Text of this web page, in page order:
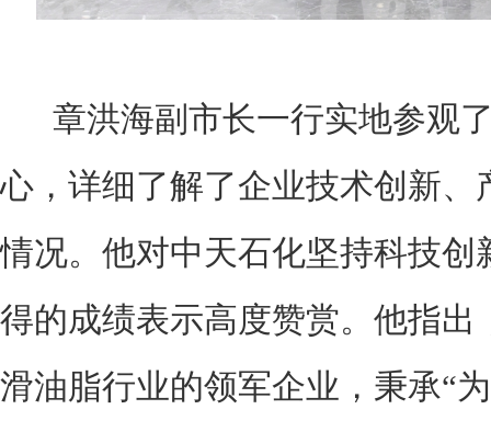
章洪海副市长一行实地参观
心，详细了解了企业技术创新、
情况。他对中天石化坚持科技创
得的成绩表示高度赞赏。他指出
滑油脂行业的领军企业，秉承“